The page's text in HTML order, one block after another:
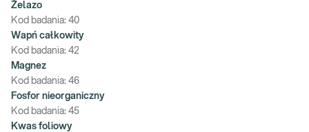
Żelazo
Kod badania: 40
Wapń całkowity
Kod badania: 42
Magnez
Kod badania: 46
Fosfor nieorganiczny
Kod badania: 45
Kwas foliowy